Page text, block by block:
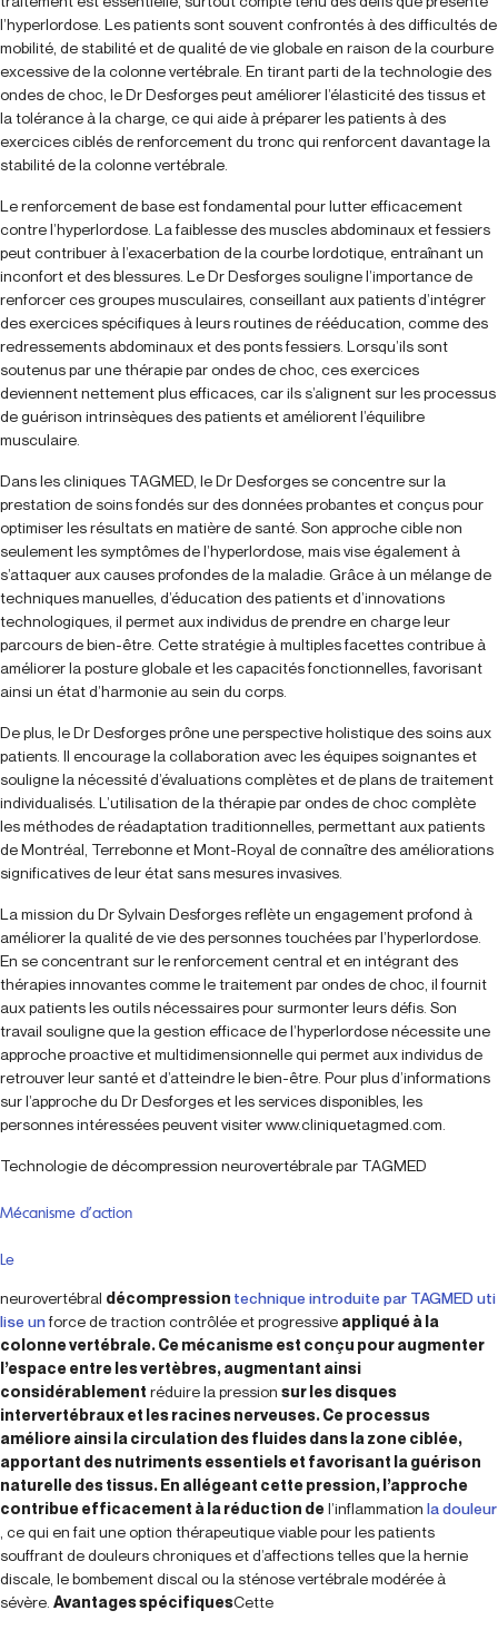
l’hyperlordose. Les patients sont souvent confrontés à des difficultés de
mobilité, de stabilité et de qualité de vie globale en raison de la courbure
excessive de la colonne vertébrale. En tirant parti de la technologie des
ondes de choc, le Dr Desforges peut améliorer l’élasticité des tissus et
la tolérance à la charge, ce qui aide à préparer les patients à des
exercices ciblés de renforcement du tronc qui renforcent davantage la
stabilité de la colonne vertébrale.
Le renforcement de base est fondamental pour lutter efficacement
contre l’hyperlordose. La faiblesse des muscles abdominaux et fessiers
peut contribuer à l’exacerbation de la courbe lordotique, entraînant un
inconfort et des blessures. Le Dr Desforges souligne l’importance de
renforcer ces groupes musculaires, conseillant aux patients d’intégrer
des exercices spécifiques à leurs routines de rééducation, comme des
redressements abdominaux et des ponts fessiers. Lorsqu’ils sont
soutenus par une thérapie par ondes de choc, ces exercices
deviennent nettement plus efficaces, car ils s’alignent sur les processus
de guérison intrinsèques des patients et améliorent l’équilibre
musculaire.
Dans les cliniques TAGMED, le Dr Desforges se concentre sur la
prestation de soins fondés sur des données probantes et conçus pour
optimiser les résultats en matière de santé. Son approche cible non
seulement les symptômes de l’hyperlordose, mais vise également à
s’attaquer aux causes profondes de la maladie. Grâce à un mélange de
techniques manuelles, d’éducation des patients et d’innovations
technologiques, il permet aux individus de prendre en charge leur
parcours de bien-être. Cette stratégie à multiples facettes contribue à
améliorer la posture globale et les capacités fonctionnelles, favorisant
ainsi un état d’harmonie au sein du corps.
De plus, le Dr Desforges prône une perspective holistique des soins aux
patients. Il encourage la collaboration avec les équipes soignantes et
souligne la nécessité d’évaluations complètes et de plans de traitement
individualisés. L’utilisation de la thérapie par ondes de choc complète
les méthodes de réadaptation traditionnelles, permettant aux patients
de Montréal, Terrebonne et Mont-Royal de connaître des améliorations
significatives de leur état sans mesures invasives.
La mission du Dr Sylvain Desforges reflète un engagement profond à
améliorer la qualité de vie des personnes touchées par l’hyperlordose.
En se concentrant sur le renforcement central et en intégrant des
thérapies innovantes comme le traitement par ondes de choc, il fournit
aux patients les outils nécessaires pour surmonter leurs défis. Son
travail souligne que la gestion efficace de l’hyperlordose nécessite une
approche proactive et multidimensionnelle qui permet aux individus de
retrouver leur santé et d’atteindre le bien-être. Pour plus d’informations
sur l’approche du Dr Desforges et les services disponibles, les
personnes intéressées peuvent visiter www.cliniquetagmed.com.
Technologie de décompression neurovertébrale par TAGMED
Mécanisme d’action
Le
neurovertébral décompression technique introduite par TAGMED uti
lise unforce de traction contrôlée et progressive appliqué à la
colonne vertébrale. Ce mécanisme est conçu pour augmenter
l’espace entre les vertèbres, augmentant ainsi
considérablement réduire la pression sur les disques
intervertébraux et les racines nerveuses. Ce processus
améliore ainsi la circulation des fluides dans la zone ciblée,
apportant des nutriments essentiels et favorisant la guérison
naturelle des tissus. En allégeant cette pression, l’approche
contribue efficacement à la réduction del’inflammation la douleur
, ce qui en fait une option thérapeutique viable pour les patients
souffrant de douleurs chroniques et d’affections telles que la hernie
discale, le bombement discal ou la sténose vertébrale modérée à
sévère. Avantages spécifiquesCette